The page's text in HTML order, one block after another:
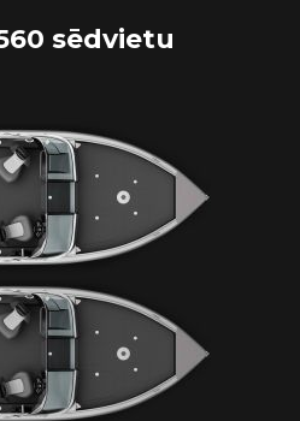
sēdvietu